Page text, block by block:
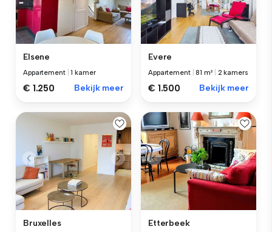
Elsene
Appartement |1 kamer
€ 1.250 Bekijk meer
Evere
Appartement |81 m² 2 kamers
€ 1.500 Bekijk meer
Bruxelles Etterbeek